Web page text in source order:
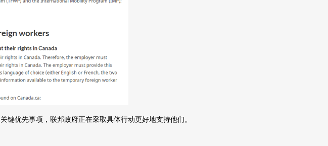
键优先事项，联邦政府正在采取具体行动更好地支持他们。